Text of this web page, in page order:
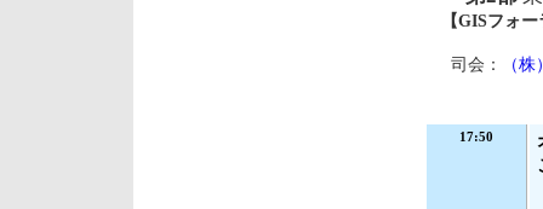
【GISフォ
司会： （
17:50